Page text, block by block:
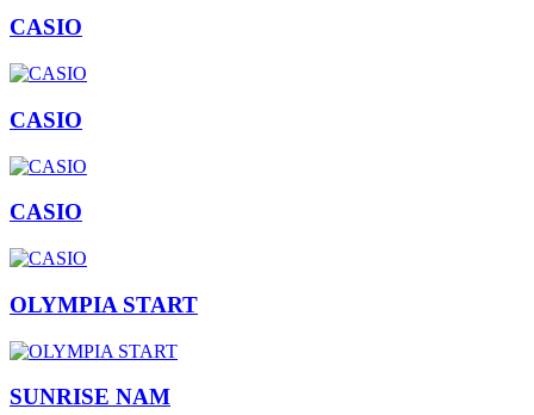
CASIO
CASIO
CASIO
OLYMPIA START
SUNRISE NAM